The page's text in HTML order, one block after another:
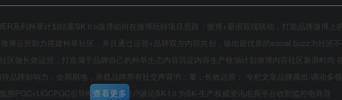
系列种草计划结案SKⅡo微博如何在微博玩转项目思路：微博+新浪双端联动，打造品牌微博上的
博运营助力搭建种草社区，并且通过运营+品牌双方内容共创，输出最优质的social buzz为社区不
区做长效运营，打造属于品牌自己的种草生态内容沉淀内容生产牧场计划微博内容社区新浪时尚·搭
品牌影响力，全周期地，承载品牌所有社交声背书：量，长效运营：·专栏文章品牌露出·调动多领
围PGC+UGCPGC引导KOL和普通用户谈论SK-IⅡ为SK-生产权威资讯电商平台收割监控电商导
查看更多